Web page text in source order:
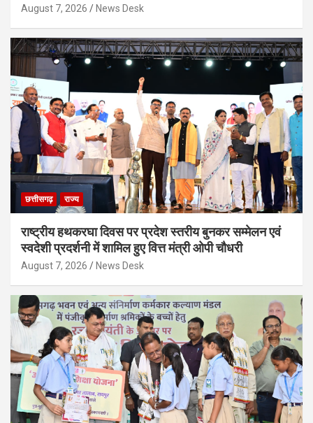
August 7, 2026 News Desk
छत्तीसगढ़ राज्य
राष्ट्रीय हथकरघा दिवस पर प्रदेश स्तरीय बुनकर सम्मेलन एवं
स्वदेशी प्रदर्शनी में शामिल हुए वित्त मंत्री ओपी चौधरी
August 7, 2026 News Desk